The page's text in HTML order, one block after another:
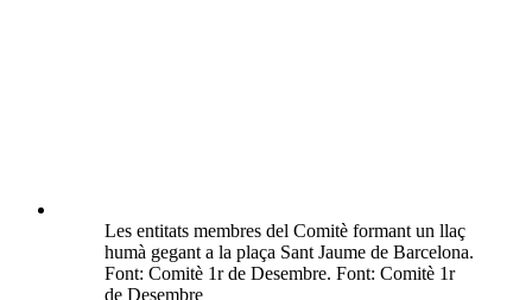
Les entitats membres del Comitè formant un llaç
humà gegant a la plaça Sant Jaume de Barcelona.
Font: Comitè 1r de Desembre. Font: Comitè 1r
de Desembre